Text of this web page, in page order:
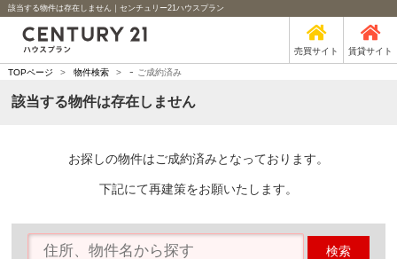
該当する物件は存在しません｜センチュリー21ハウスプラン
売買サイト 賃貸サイト
TOPページ > 物件検索 > - ご成約済み
該当する物件は存在しません
お探しの物件はご成約済みとなっております。
下記にて再建策をお願いたします。
検索